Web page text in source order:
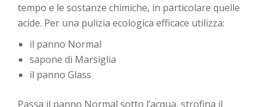
tempo e le sostanze chimiche, in particolare quelle
acide. Per una pulizia ecologica efficace utilizza:
il panno Normal
sapone di Marsiglia
il panno Glass
Passa il panno Normal sotto l’acqua, strofina il